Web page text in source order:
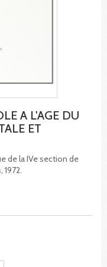
A L'AGE DU
ET
de la IVe section de